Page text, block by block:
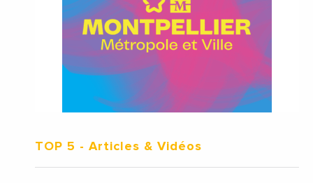
TOP 5 - Articles & Vidéos